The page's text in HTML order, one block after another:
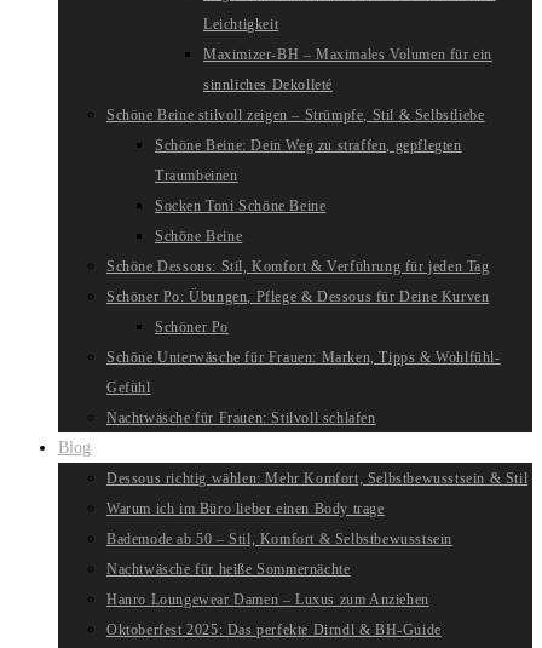
Leichtigkeit
Maximizer-BH – Maximales Volumen für ein
sinnliches Dekolleté
Schöne Beine stilvoll zeigen – Strümpfe, Stil & Selbstliebe
Schöne Beine: Dein Weg zu straffen, gepflegten
Traumbeinen
Socken Toni Schöne Beine
Schöne Beine
Schöne Dessous: Stil, Komfort & Verführung für jeden Tag
Schöner Po: Übungen, Pflege & Dessous für Deine Kurven
Schöner Po
Schöne Unterwäsche für Frauen: Marken, Tipps & Wohlfühl-
Gefühl
Nachtwäsche für Frauen: Stilvoll schlafen
Blog
Dessous richtig wählen: Mehr Komfort, Selbstbewusstsein & Stil
Warum ich im Büro lieber einen Body trage
Bademode ab 50 – Stil, Komfort & Selbstbewusstsein
Nachtwäsche für heiße Sommernächte
Hanro Loungewear Damen – Luxus zum Anziehen
Oktoberfest 2025: Das perfekte Dirndl & BH-Guide